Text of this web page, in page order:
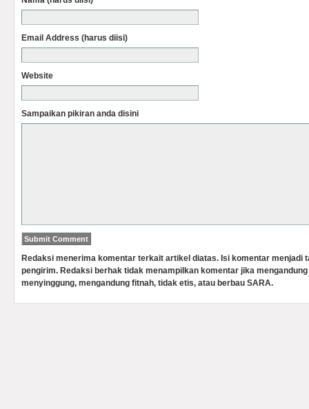
Email Address (harus diisi)
Website
Sampaikan pikiran anda disini
Redaksi menerima komentar terkait artikel diatas. Isi komentar menjadi
pengirim. Redaksi berhak tidak menampilkan komentar jika
menyinggung, mengandung fitnah, tidak etis, atau berbau SARA.